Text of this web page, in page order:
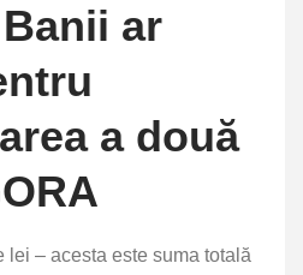
ar
a două
lei – acesta este suma totală